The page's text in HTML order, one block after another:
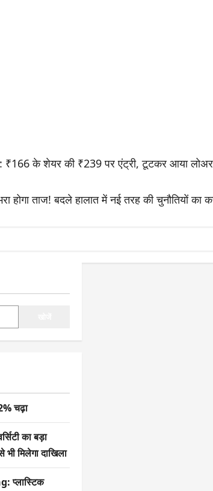
के शेयर की ₹239 पर एंट्री, टूटकर आया लोअर
होगा ताज! बदले हालात में नई तरह की चुनौतियों का
चढ़ा
का बड़ा
मिलेगा दाखिला
प्लास्टिक